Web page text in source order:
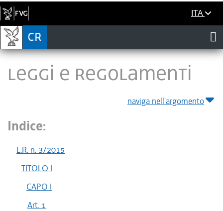
ITA
LEGGI E REGOLAMENTI
naviga nell'argomento
Indice:
L.R. n. 3/2015
TITOLO I
CAPO I
Art. 1